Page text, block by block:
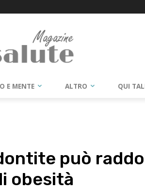
E MENTE ALTRO QUI
può
obesità